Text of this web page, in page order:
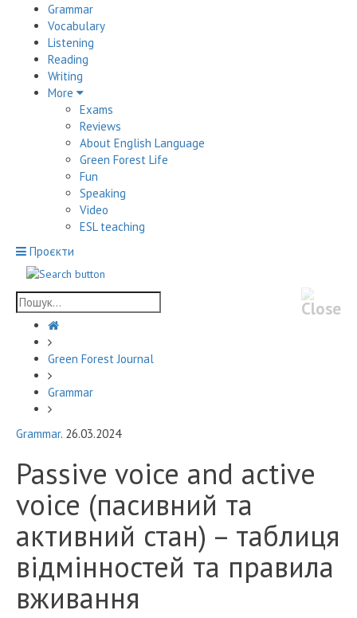
Grammar
Vocabulary
Listening
Reading
Writing
More
Exams
Reviews
About English Language
Green Forest Life
Fun
Speaking
Video
ESL teaching
Проєкти
Green Forest Journal
Grammar
Grammar. 26.03.2024
Passive voice and active
voice (пасивний та
активний стан) – таблиця
відмінностей та правила
вживання